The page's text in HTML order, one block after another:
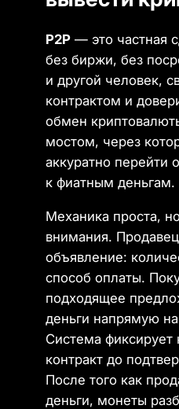
P2P — это частная
без биржи, без
и другой человек,
контрактом и
обмен
мостом, через
аккуратно перейти
к фиатным деньгам.
Механика проста,
внимания.
объявление:
способ оплаты.
подходящее
деньги напрямую
Система фиксирует
контракт до
После того как
деньги, монеты